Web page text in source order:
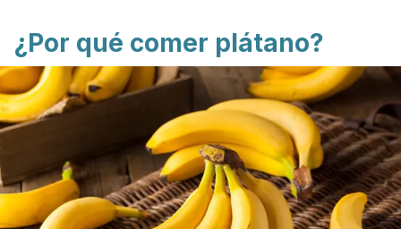
¿Por qué comer plátano?